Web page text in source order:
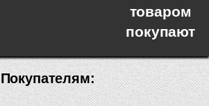
товаром
покупают
Покупателям: